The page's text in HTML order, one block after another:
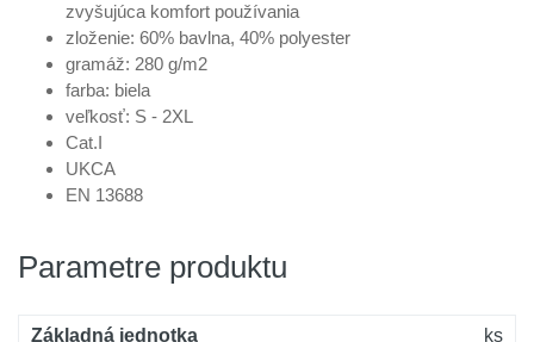
zvyšujúca komfort používania
zloženie: 60% bavlna, 40% polyester
gramáž: 280 g/m2
farba: biela
veľkosť: S - 2XL
Cat.I
UKCA
EN 13688
Parametre produktu
Základná jednotka
ks